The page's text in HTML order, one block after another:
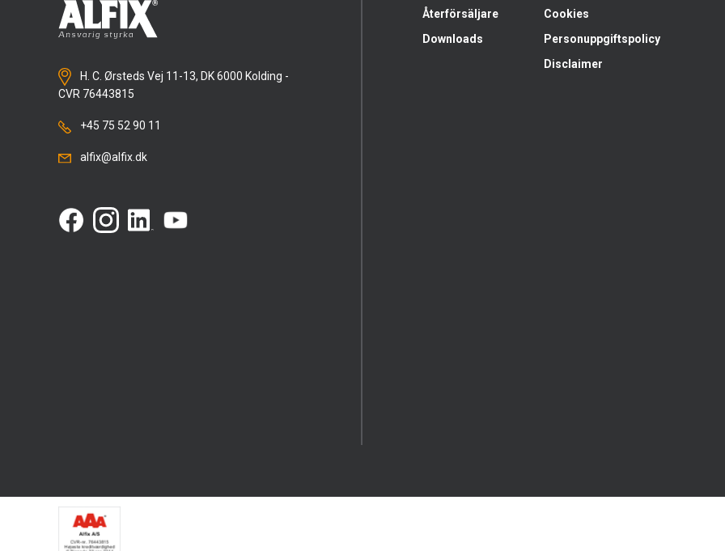
H. C. Ørsteds Vej 11-13, DK 6000 Kolding -
CVR 76443815
+45 75 52 90 11
alfix@alfix.dk
Återförsäljare
Downloads
Cookies
Personuppgiftspolicy
Disclaimer